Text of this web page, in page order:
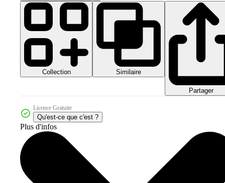
Collection Similaire
Partager
Licence Gratuite
Qu'est-ce que c'est ?
Plus d'infos